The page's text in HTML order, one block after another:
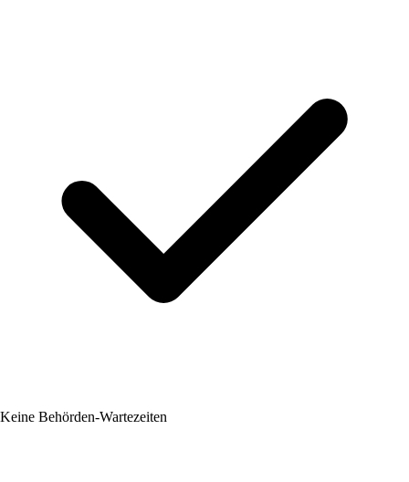
Keine Behörden-Wartezeiten